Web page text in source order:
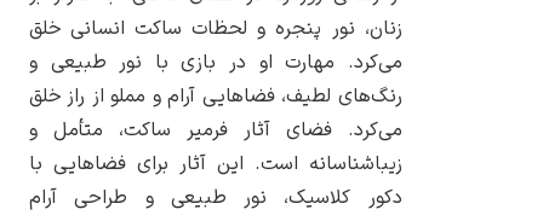
یوهانس فرمیر
پرفروش‌ترین
تابلوها
زنان، نور پنجره و لحظات ساکت انسانی خلق
می‌کرد. مهارت او در بازی با نور طبیعی و
رنگ‌های لطیف، فضاهایی آرام و مملو از راز خلق
می‌کرد. فضای آثار فرمیر ساکت، متأمل و
زیباشناسانه است. این آثار برای فضاهایی با
دکور کلاسیک، نور طبیعی و طراحی آرام